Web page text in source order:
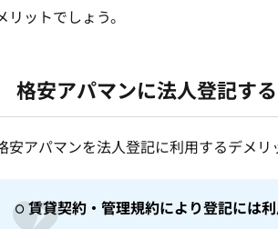
リットでしょう。
格安アパマンに法人登記す
安アパマンを法人登記に利用するデメリ
賃貸契約・管理規約により登記には